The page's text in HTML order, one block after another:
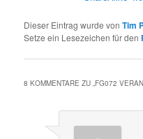
Dieser Eintrag wurde vonTim
Setze ein Lesezeichen für den
8 KOMMENTARE ZU „FG072